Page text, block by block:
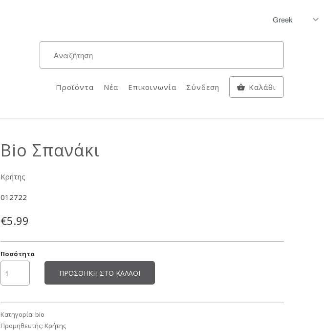
Προϊόντα Νέα Επικοινωνία Σύνδεση Καλάθι
Bio Σπανάκι
Κρήτης
012722
€5.99
Ποσότητα
ΠΡΟΣΘΉΚΗ ΣΤΟ ΚΑΛΆΘΙ
Κατηγορία: bio
Προμηθευτής: Κρήτης